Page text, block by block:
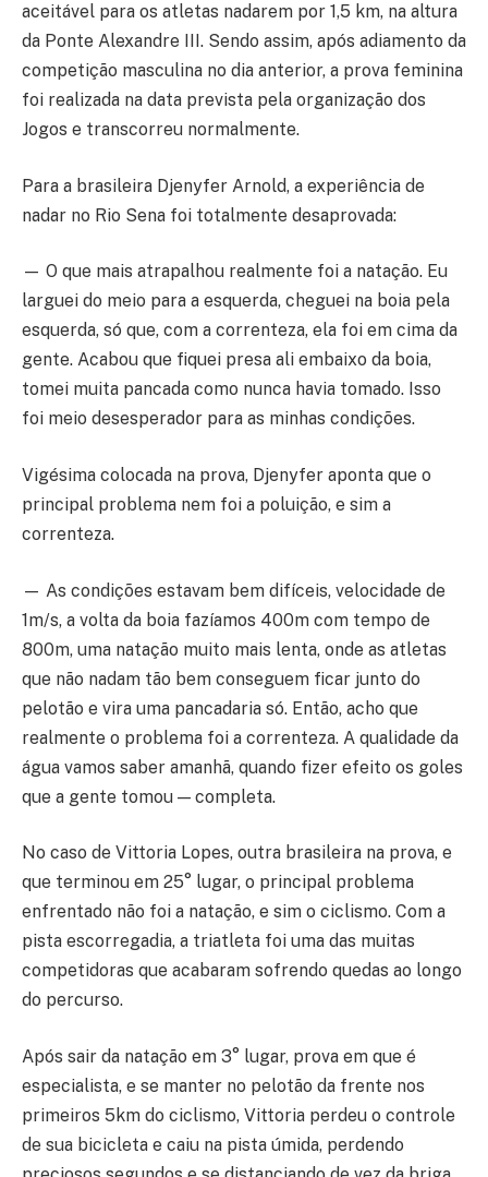
aceitável para os atletas nadarem por 1,5 km, na altura
da Ponte Alexandre III. Sendo assim, após adiamento da
competição masculina no dia anterior, a prova feminina
foi realizada na data prevista pela organização dos
Jogos e transcorreu normalmente.
Para a brasileira Djenyfer Arnold, a experiência de
nadar no Rio Sena foi totalmente desaprovada:
— O que mais atrapalhou realmente foi a natação. Eu
larguei do meio para a esquerda, cheguei na boia pela
esquerda, só que, com a correnteza, ela foi em cima da
gente. Acabou que fiquei presa ali embaixo da boia,
tomei muita pancada como nunca havia tomado. Isso
foi meio desesperador para as minhas condições.
Vigésima colocada na prova, Djenyfer aponta que o
principal problema nem foi a poluição, e sim a
correnteza.
— As condições estavam bem difíceis, velocidade de
1m/s, a volta da boia fazíamos 400m com tempo de
800m, uma natação muito mais lenta, onde as atletas
que não nadam tão bem conseguem ficar junto do
pelotão e vira uma pancadaria só. Então, acho que
realmente o problema foi a correnteza. A qualidade da
água vamos saber amanhã, quando fizer efeito os goles
que a gente tomou — completa.
No caso de Vittoria Lopes, outra brasileira na prova, e
que terminou em 25° lugar, o principal problema
enfrentado não foi a natação, e sim o ciclismo. Com a
pista escorregadia, a triatleta foi uma das muitas
competidoras que acabaram sofrendo quedas ao longo
do percurso.
Após sair da natação em 3° lugar, prova em que é
especialista, e se manter no pelotão da frente nos
primeiros 5km do ciclismo, Vittoria perdeu o controle
de sua bicicleta e caiu na pista úmida, perdendo